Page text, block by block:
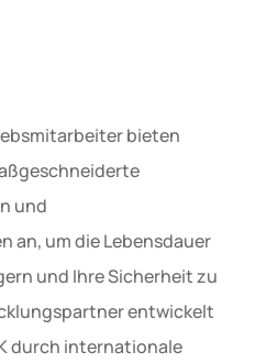
bieten
und
an, um die Lebensdauer
und Ihre Sicherheit zu
entwickelt
durch internationale